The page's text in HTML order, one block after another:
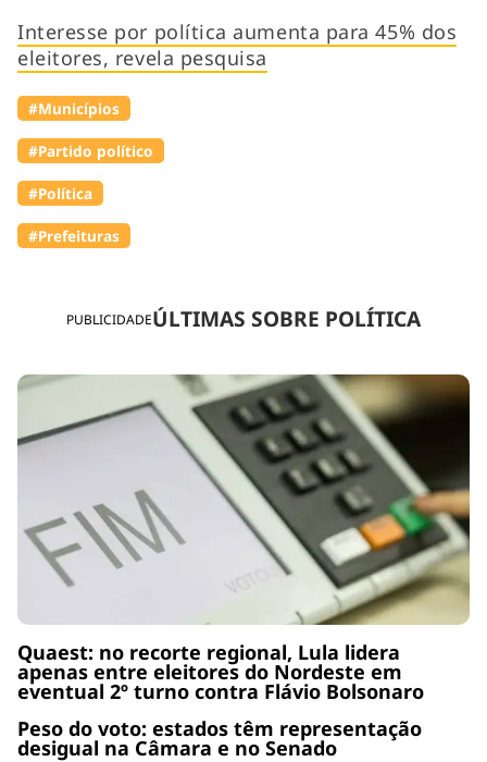
PUBLICIDADEÚLTIMAS SOBRE POLÍTICA
Quaest: no recorte regional, Lula lidera
apenas entre eleitores do Nordeste em
eventual 2º turno contra Flávio Bolsonaro
Peso do voto: estados têm representação
desigual na Câmara e no Senado
Interesse por política aumenta para 45% dos
eleitores, revela pesquisa
#Municípios
#Partido político
#Política
#Prefeituras